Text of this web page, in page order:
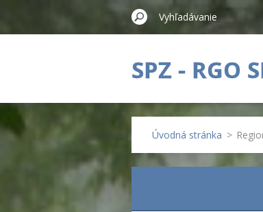
SPZ - RGO
Úvodná stránka >